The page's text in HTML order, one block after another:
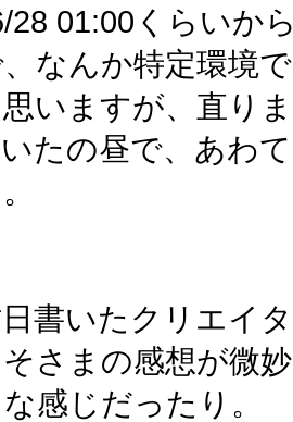
28 01:00くらいか
なんか特定環境
いますが、直り
たの昼で、あわ
書いたクリエイ
さまの感想が微
感じだったり。